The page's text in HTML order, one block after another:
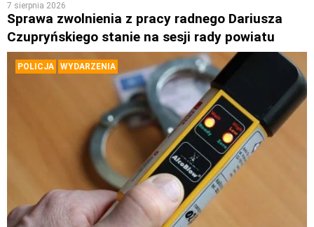
7 sierpnia 2026
Sprawa zwolnienia z pracy radnego Dariusza
Czupryńskiego stanie na sesji rady powiatu
POLICJA WYDARZENIA